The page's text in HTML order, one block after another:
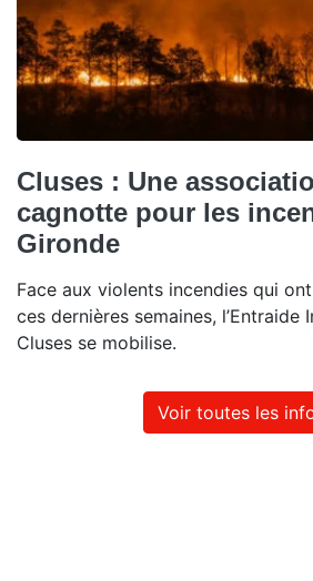
Cluses : Une
cagnotte pour les
Gironde
Face aux violents incendies qui
ces dernières semaines, l’Entraide
Cluses se mobilise.
Voir toutes les